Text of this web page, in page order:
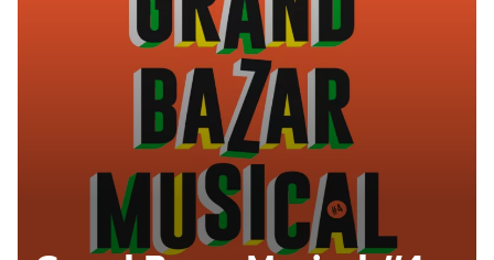
En savoir plus